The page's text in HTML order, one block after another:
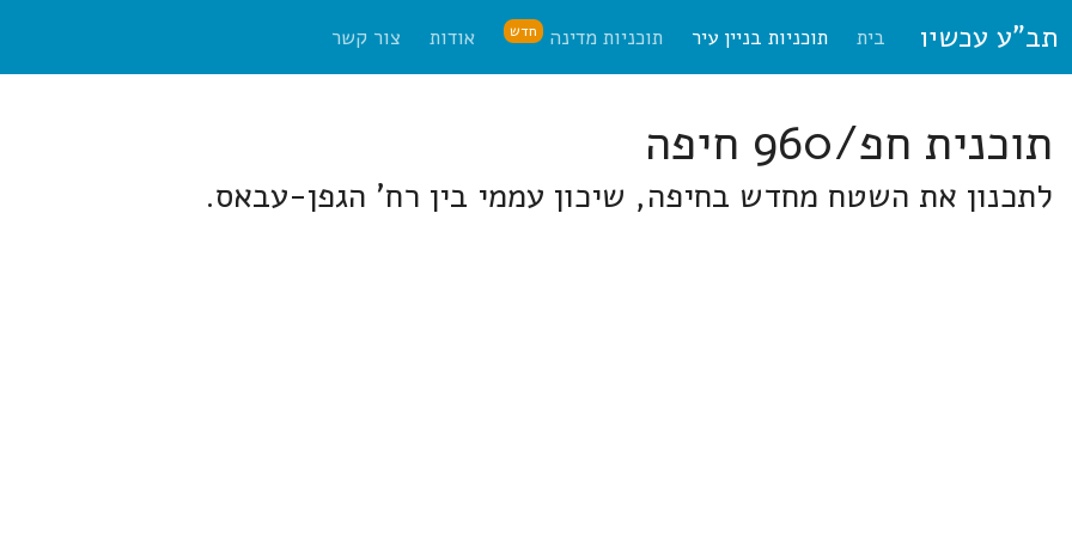
תב"ע עכשיו בית תוכניות בניין עיר תוכניות מדינה חדש אודות צור קשר
תוכנית חפ/960 חיפה
לתכנון את השטח מחדש בחיפה, שיכון עממי בין רח' הגפן-עבאס.